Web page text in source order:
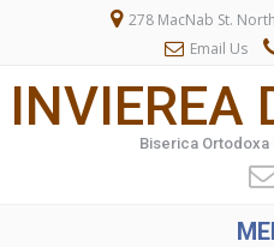
278 MacNab St.
Email Us
INVIEREA
Biserica Ortodoxa